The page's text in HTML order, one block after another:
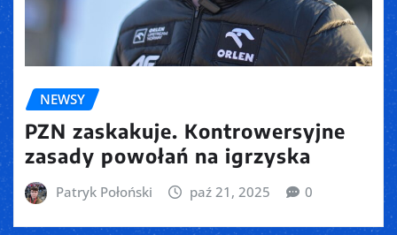
NEWSY
PZN zaskakuje. Kontrowersyjne
zasady powołań na igrzyska
Patryk Połoński paź 21, 2025 0